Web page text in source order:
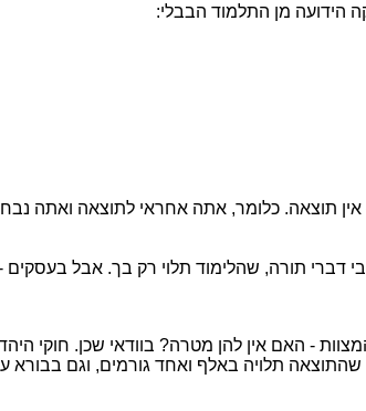
הידועה מן התלמוד הבבלי:
תוצאה. כלומר, אתה אחראי לתוצאה ואתה
דברי תורה, שהלימוד תלוי רק בך. אבל
- האם אין להן מטרה? בוודאי שכן. חוקי
תלויה באלף ואחד גורמים, וגם בבורא